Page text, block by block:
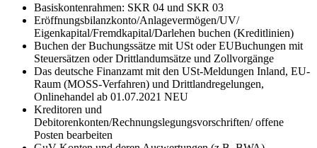
Basiskontenrahmen: SKR 04 und SKR 03
Eröffnungsbilanzkonto/Anlagevermögen/UV/
Eigenkapital/Fremdkapital/Darlehen buchen (Kreditlinien)
Buchen der Buchungssätze mit USt oder EUBuchungen mit
Steuersätzen oder Drittlandumsätze und Zollvorgänge
Das deutsche Finanzamt mit den USt-Meldungen Inland, EU-
Raum (MOSS-Verfahren) und Drittlandregelungen,
Onlinehandel ab 01.07.2021 NEU
Kreditoren und
Debitorenkonten/Rechnungslegungsvorschriften/ offene
Posten bearbeiten